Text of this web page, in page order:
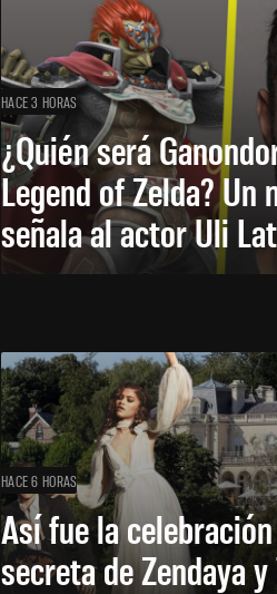
HACE 3 HORAS
¿Quién será
Legend of Zelda? Un
señala al actor Uli
HACE 6 HORAS
Así fue la
secreta de Zendaya